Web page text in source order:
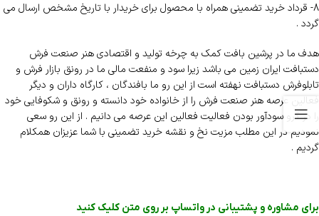
8- قرداد خرید تضمینی همراه با محصول برای خریدار با تاریخ مشخص ارسال می
گردد .
هدف ما در پرشین بافت کمک به چرخه تولید و اقتصادی هنر صنعت فرش
دستبافت ایران زمین می باشد زیرا سود و منفعت مالی ما در رونق بازار فرش و
تابلوفرش دستبافت نهفته است از این رو ما بافندگان ، کارگاه داران و دیگر
فعالین عرصه هنر صنعت فرش را از خانواده خود دانسته و رونق و شکوفایی خود
را در گرو سودآور بودن فعالیت فعالین این عرصه می دانیم . از این رو سعی
نمودیم در این مطلب مزیت نخ و نقشه خرید تضمینی با شما عزیزان همکلام
گردیم .
برای مشاوره و پشتیبانی در واتساپ بر روی متن کلیک کنید